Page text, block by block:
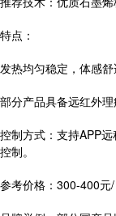
特点：
发热均匀稳定，体感舒
部分产品具备远红外理
控制方式：支持APP
控制。
参考价格：300-400元/